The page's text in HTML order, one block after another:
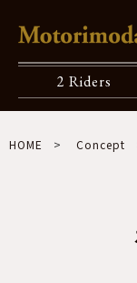
2 Riders
HOME Concept